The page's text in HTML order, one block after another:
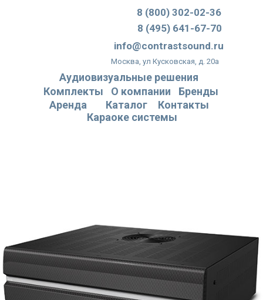
Каталог
Комплекты Бренды
О компании
Контакты
Москва, ул Кусковская, д. 20а
info@contrastsound.ru
8 (495) 641-67-70
8 (800) 302-02-36
Аренда
Аудиовизуальные решения
Караоке системы